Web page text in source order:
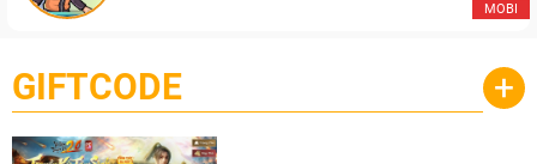
MOBI
GIFTCODE +